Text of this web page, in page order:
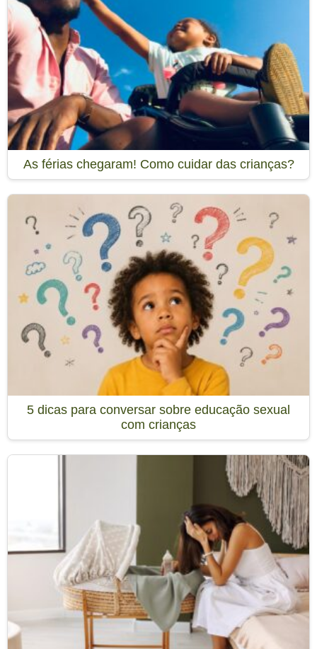
As férias chegaram! Como cuidar das crianças?
5 dicas para conversar sobre educação sexual
com crianças